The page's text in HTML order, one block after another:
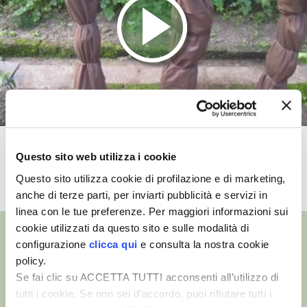
Questo sito web utilizza i cookie
Questo sito utilizza cookie di profilazione e di marketing,
anche di terze parti, per inviarti pubblicità e servizi in
linea con le tue preferenze. Per maggiori informazioni sui
cookie utilizzati da questo sito e sulle modalità di
configurazione clicca qui e consulta la nostra cookie
policy.
Se fai clic su ACCETTA TUTTI acconsenti all’utilizzo di
tutti i cookie. Se non sei d’accordo, puoi rifiutare tutti i
VIGNETO BIO
PENSA ALTERNATIVO
GARDENA
VERONESI
RIMANI A CONTATTO CON LA NATURA
CRESCERE INSIEME
ARCHMAN
VITA IN CAMPAGNA LA FIERA
NATURALMENTE
L’imbianchimento del cardo
TUTTI I VIDEO
Edizioni L’Informatore Agrario S.r.l.